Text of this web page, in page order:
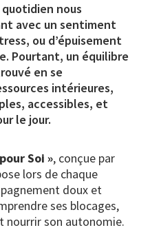
nous
avec un sentiment
ou d’épuisement
Pourtant, un équilibre
en se
intérieures,
accessibles, et
le jour.
Soi », conçue par
lors de chaque
doux et
ses blocages,
nourrir son autonomie.